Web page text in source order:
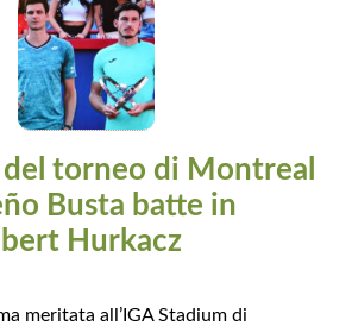
del torneo di Montreal
Busta batte in
Hurkacz
meritata all’IGA Stadium di